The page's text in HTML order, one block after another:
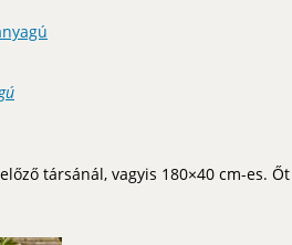
társánál, vagyis 180×40 cm-es.